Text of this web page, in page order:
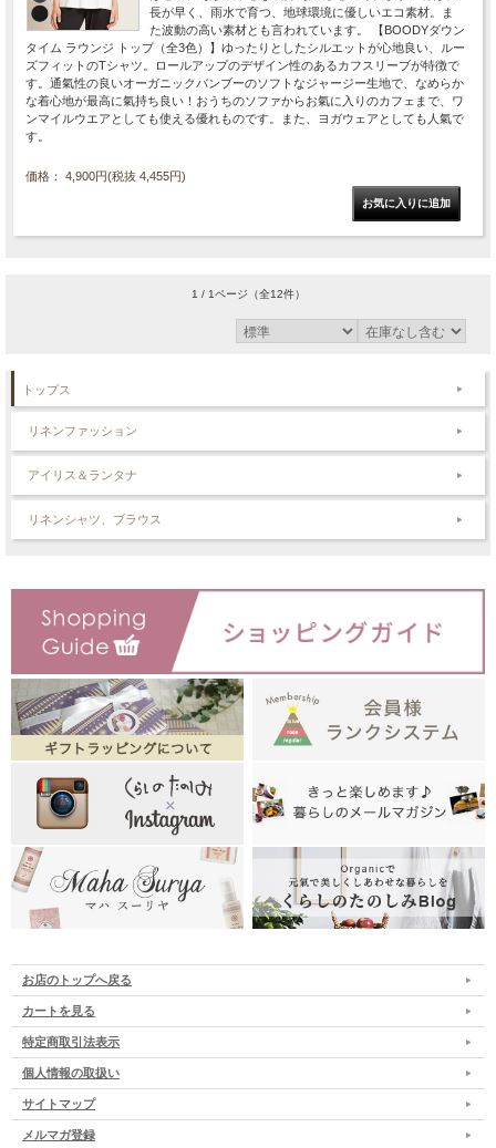
長が早く、雨水で育つ、地球環境に優しいエコ素材。ま
た波動の高い素材とも言われています。 【BOODYダウン
タイム ラウンジ トップ（全3色）】ゆったりとしたシルエットが心地良い、ルー
ズフィットのTシャツ。ロールアップのデザイン性のあるカフスリーブが特徴で
す。通氣性の良いオーガニックバンブーのソフトなジャージー生地で、なめらか
な着心地が最高に氣持ち良い！おうちのソファからお氣に入りのカフェまで、ワ
ンマイルウエアとしても使える優れものです。また、ヨガウェアとしても人氣で
す。
価格： 4,900円(税抜 4,455円)
1 / 1ページ （全12件）
トップス
リネンファッション
アイリス＆ランタナ
リネンシャツ、ブラウス
お店のトップへ戻る
カートを見る
特定商取引法表示
個人情報の取扱い
サイトマップ
メルマガ登録